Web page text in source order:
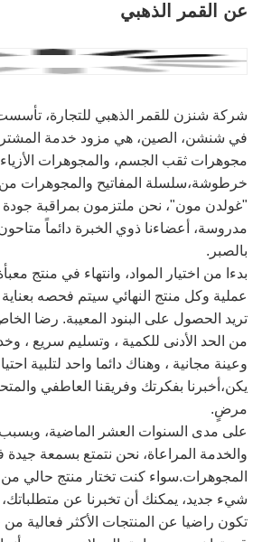
عن القمر الذهبي
في شنشن، الصين، هي مزود خدمة
مجوهرات ثقب الجسم، والمجوهرات
خرطوشة،سلسلة المفاتيح والمجوهرات من
"غولدن مون"، نحن ملتزمون بمراقبة
مدروسة، أعضاءنا ذوي الخبرة دائماً
بالصبر.
بدءا من اختيار المواد، وانتهاء في منتج
عملية وكل منتج النهائي سيتم فحصه بعناية
تريد الحصول على البنود المعيبة. رضا
من الحد الأدنى للكمية ، وتسليم سريع ،
وعينة مجانية ، وهناك دائما واحد لتلبية
يكن،أخبرنا بفكرتك وفريقنا العاطفي
مرضٍ.
على مدى السنوات العشر الماضية، وبسبب
والخدمة المراعاة، نحن نتمتع بسمعة
المجوهرات.سواء كنت تختار منتج حالي من
شيء جديد، يمكنك أن تخبرنا عن
تكون راضيا عن المنتجات الأكثر فعالية من